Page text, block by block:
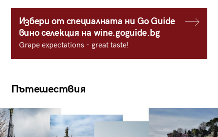
Избери от специалната ни Go Guide
вино селекция на wine.goguide.bg
Grape expectations - great taste!
Пътешествия